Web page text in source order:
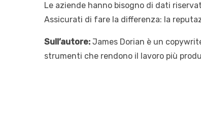
Le aziende hanno bisogno di dati
Assicurati di fare la differenza: la
Sull’autore: James Dorian è un
strumenti che rendono il lavoro più